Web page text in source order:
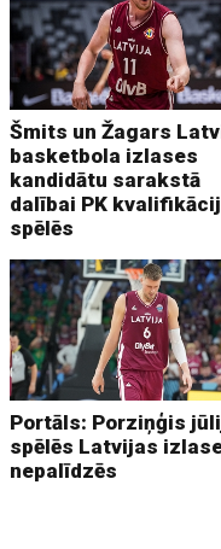
Šmits un Žagars
basketbola izlases
kandidātu sarakstā
dalībai PK
spēlēs
Portāls: Porziņģis
spēlēs Latvijas
nepalīdzēs